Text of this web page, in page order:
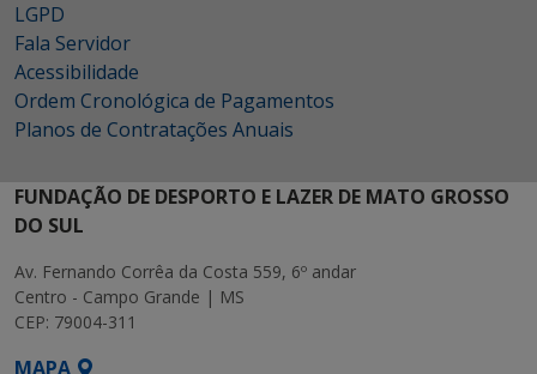
LGPD
Fala Servidor
Acessibilidade
Ordem Cronológica de Pagamentos
Planos de Contratações Anuais
FUNDAÇÃO DE DESPORTO E LAZER DE MATO GROSSO
DO SUL
Av. Fernando Corrêa da Costa 559, 6º andar
Centro - Campo Grande | MS
CEP: 79004-311
MAPA